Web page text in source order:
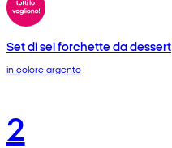
Set di sei forchette da dessert
in colore argento
2